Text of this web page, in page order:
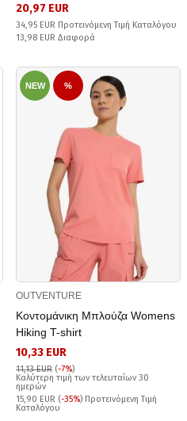
20,97 EUR
34,95 EUR Προτεινόμενη Τιμή Καταλόγου
13,98 EUR Διαφορά
NEW %
OUTVENTURE
Κοντομάνικη Μπλούζα Womens
Hiking T-shirt
10,33 EUR
11,13 EUR (-7%)
Καλύτερη τιμή των τελευταίων 30
ημερών
15,90 EUR (-35%) Προτεινόμενη Τιμή
Καταλόγου